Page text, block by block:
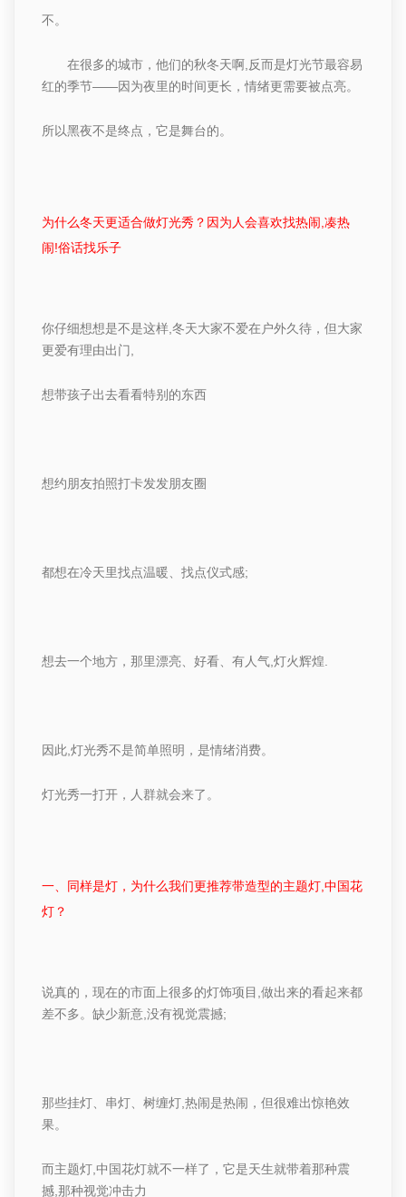
不。
在很多的城市，他们的秋冬天啊 反而是灯光节最容易
红的季节——因为夜里的时间更长，情绪更需要被点亮。
所以黑夜不是终点，它是舞台的。
为什么冬天更适合做灯光秀？因为人会喜欢找热闹 凑热
闹!俗话找乐子
你仔细想想是不是这样 冬天大家不爱在户外久待，但大家
更爱有理由出门
想带孩子出去看看特别的东西
想约朋友拍照打卡发发朋友圈
都想在冷天里找点温暖、找点仪式感;
想去一个地方，那里漂亮、好看、有人气 灯火辉煌
因此 灯光秀不是简单照明，是情绪消费。
灯光秀一打开，人群就会来了。
一、同样是灯，为什么我们更推荐带造型的主题灯 中国花
灯？
说真的，现在的市面上很多的灯饰项目 做出来的看起来都
差不多。 缺少新意 没有视觉震撼;
那些挂灯、串灯、树缠灯 热闹是热闹，但很难出惊艳效
果。
而主题灯 中国花灯就不一样了，它是天生就带着那种震
撼 那种视觉冲击力